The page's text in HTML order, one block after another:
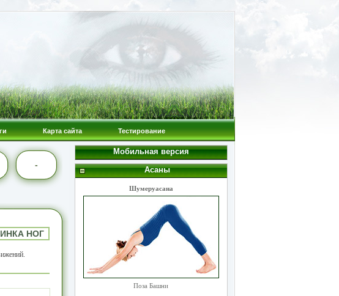
Карта сайта Тестирование
-
НОГ
Мобильная версия
Асаны
Шумеруасана
Поза Башни